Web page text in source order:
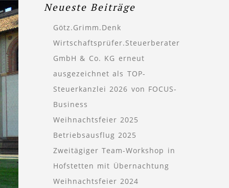
Neueste Beiträge
Götz.Grimm.Denk
Wirtschaftsprüfer.Steuerberater
GmbH & Co. KG erneut
ausgezeichnet als TOP-
Steuerkanzlei 2026 von FOCUS-
Business
Weihnachtsfeier 2025
Betriebsausflug 2025
Zweitägiger Team-Workshop in
Hofstetten mit Übernachtung
Weihnachtsfeier 2024